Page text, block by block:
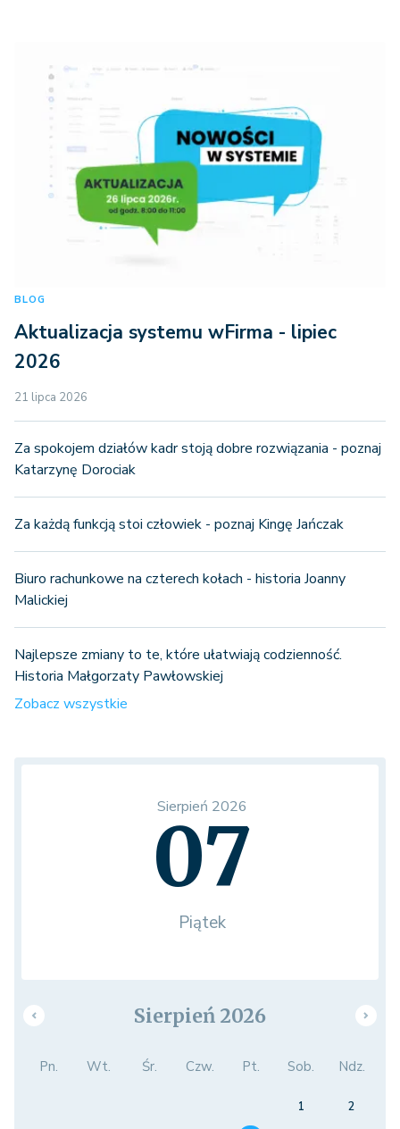
BLOG
Aktualizacja systemu wFirma - lipiec
2026
21 lipca 2026
Za spokojem działów kadr stoją dobre rozwiązania - poznaj
Katarzynę Dorociak
Za każdą funkcją stoi człowiek - poznaj Kingę Jańczak
Biuro rachunkowe na czterech kołach - historia Joanny
Malickiej
Najlepsze zmiany to te, które ułatwiają codzienność.
Historia Małgorzaty Pawłowskiej
Zobacz wszystkie
Sierpień 2026
07
Piątek
Sierpień 2026
Pn. Wt. Śr. Czw. Pt. Sob. Ndz.
1
2